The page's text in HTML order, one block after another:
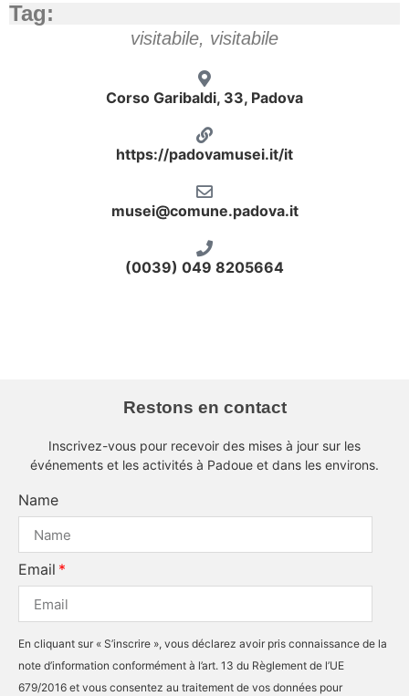
Tag:
visitabile, visitabile
Corso Garibaldi, 33, Padova
https://padovamusei.it/it
musei@comune.padova.it
(0039) 049 8205664
Restons en contact
Inscrivez-vous pour recevoir des mises à jour sur les
événements et les activités à Padoue et dans les environs.
Name
Email
En cliquant sur « S’inscrire », vous déclarez avoir pris connaissance de la
note d’information conformément à l’art. 13 du Règlement de l’UE
679/2016 et vous consentez au traitement de vos données pour